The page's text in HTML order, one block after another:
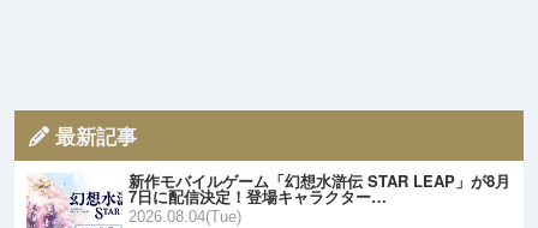
最新記事
新作モバイルゲーム「幻想水滸伝 STAR LEAP」が8月
7日に配信決定！登場キャラクター…
2026.08.04(Tue)